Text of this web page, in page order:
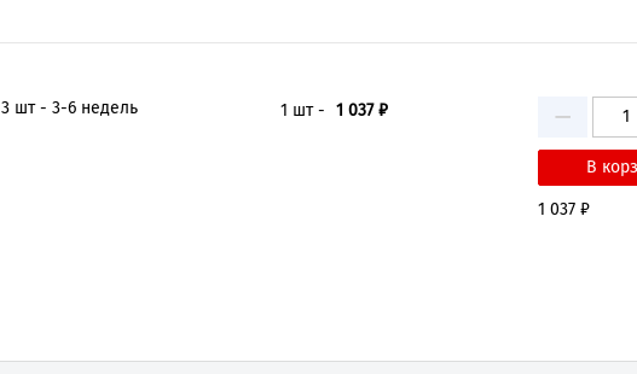
3 шт - 3-6 недель 1 шт - 1 037 ₽ −
1 037 ₽